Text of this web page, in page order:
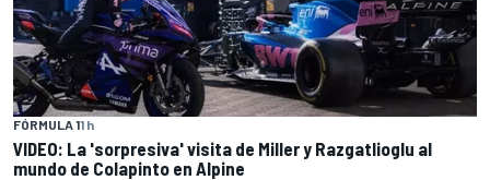
FÓRMULA 11 h
VIDEO: La 'sorpresiva' visita de Miller y Razgatlioglu al
mundo de Colapinto en Alpine